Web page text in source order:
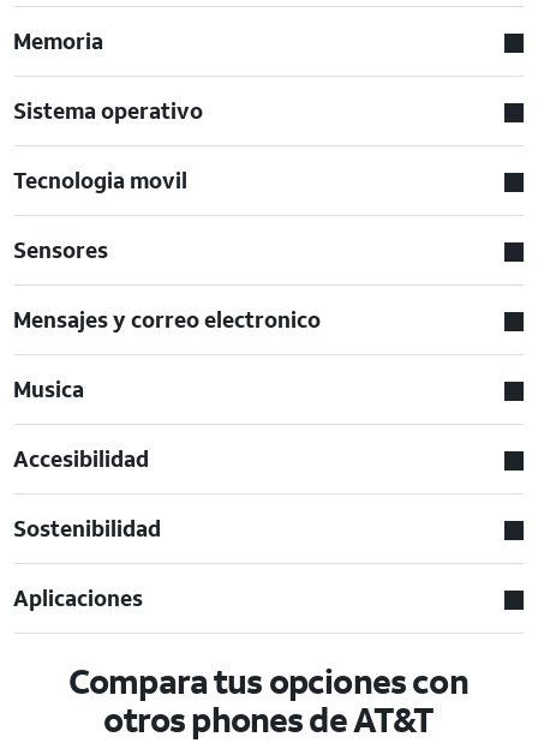
Memoria
Sistema operativo
Tecnologia movil
Sensores
Mensajes y correo electronico
Musica
Accesibilidad
Sostenibilidad
Aplicaciones
Compara tus opciones con
otros phones de AT&T